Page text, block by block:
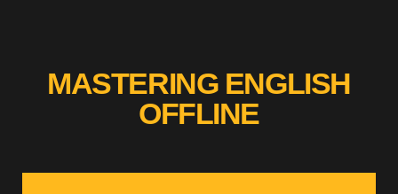
MASTERING ENGLISH
OFFLINE